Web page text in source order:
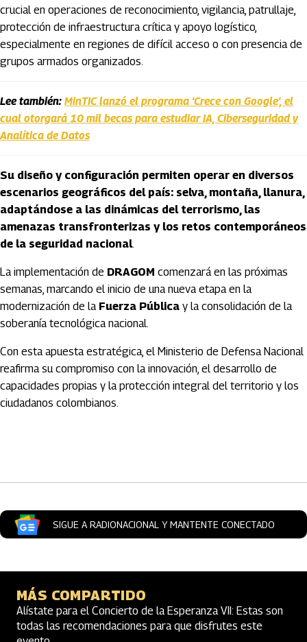
crucial en operaciones de reconocimiento, vigilancia, patrullaje,
protección de infraestructura crítica y apoyo logístico,
especialmente en regiones de difícil acceso o con presencia de
grupos armados organizados.
Lee también: MinTIC lanzó el programa 'Crece con Google', el
cual otorgará 10 mil becas para estudiar IA, Ciberseguridad y
Analítica de Datos
Su diseño y configuración permiten operar en diversos
escenarios geográficos del país: selva, montaña, llanura,
adaptándose a las dinámicas del terrorismo, las
amenazas transfronterizas y los retos contemporáneos
de la seguridad nacional.
La implementación de DRAGOM comenzará en las próximas
semanas, marcando el inicio de una nueva etapa en la
modernización de laFuerza Pública y la consolidación de la
soberanía tecnológica nacional.
Con esta apuesta estratégica, el Ministerio de Defensa Nacional
reafirma su compromiso con la innovación, el desarrollo de
capacidades propias y la protección integral del territorio y los
ciudadanos colombianos.
SIGUE A RADIONACIONAL Y MANTENTE CONECTADO
MÁS COMPARTIDO
Alístate para el Concierto de la Esperanza VII: Estas son
todas las recomendaciones para que disfrutes este